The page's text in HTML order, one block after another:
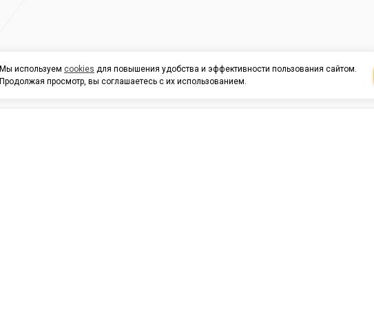
Мы используем cookies для повышения удобства и эффективности пользования сайтом.
Продолжая просмотр, вы соглашаетесь с их использованием.